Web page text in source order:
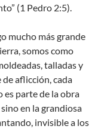
(1 Pedro 2:5).
mucho más grande
somos como
talladas y
aflicción, cada
es parte de la obra
en la grandiosa
invisible a los